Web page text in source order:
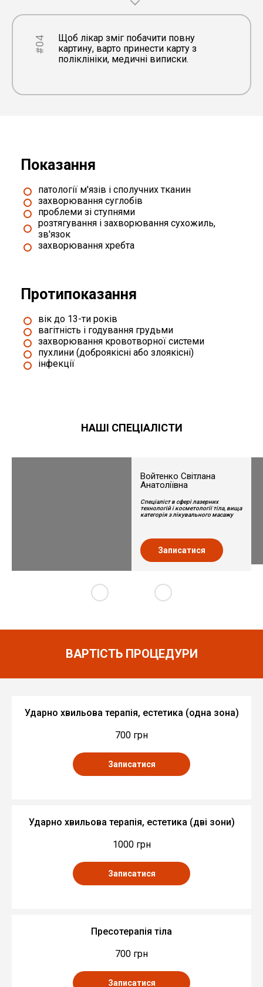
#04
Щоб лікар зміг побачити повну
картину, варто принести карту з
поліклініки, медичні виписки.
Показання
патології м'язів і сполучних тканин
захворювання суглобів
проблеми зі ступнями
розтягування і захворювання сухожиль,
зв'язок
захворювання хребта
Протипоказання
вік до 13-ти років
вагітність і годування грудьми
захворювання кровотворної системи
пухлини (доброякісні або злоякісні)
інфекції
НАШІ СПЕЦІАЛІСТИ
Войтенко Світлана
Анатоліївна
Спеціаліст в сфері лазерних
технологій і косметології тіла, вища
категорія з лікувального масажу
Записатися
ВАРТІСТЬ ПРОЦЕДУРИ
Ударно хвильова терапія, естетика (одна зона)
700 грн
Записатися
Ударно хвильова терапія, естетика (дві зони)
1000 грн
Записатися
Пресотерапія тіла
700 грн
Записатися